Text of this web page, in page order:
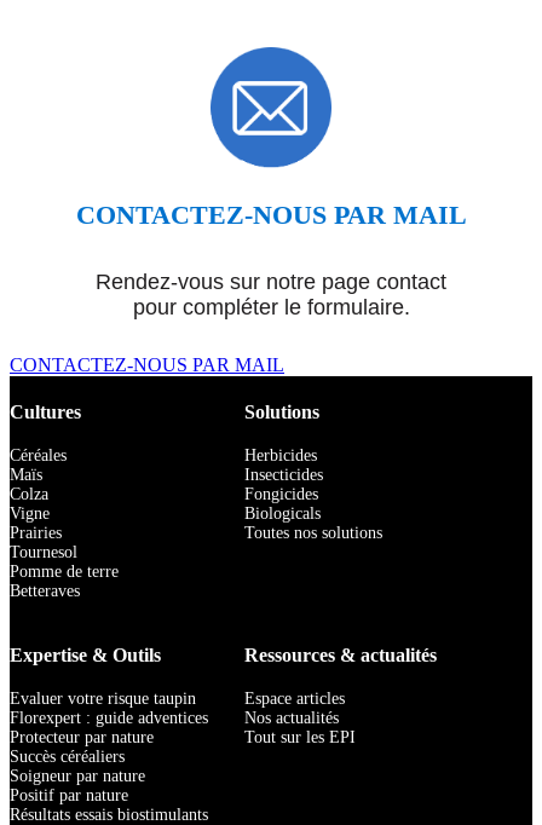
CONTACTEZ-NOUS PAR MAIL
Rendez-vous sur notre page contact
pour compléter le formulaire.
CONTACTEZ-NOUS PAR MAIL
Cultures
Céréales
Maïs
Colza
Vigne
Prairies
Tournesol
Pomme de terre
Betteraves
Solutions
Herbicides
Insecticides
Fongicides
Biologicals
Toutes nos solutions
Expertise & Outils
Evaluer votre risque taupin
Florexpert : guide adventices
Protecteur par nature
Succès céréaliers
Soigneur par nature
Positif par nature
Résultats essais biostimulants
Ressources & actualités
Espace articles
Nos actualités
Tout sur les EPI